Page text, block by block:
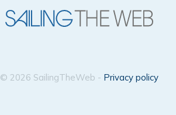
© 2026 SailingTheWeb - Privacy policy